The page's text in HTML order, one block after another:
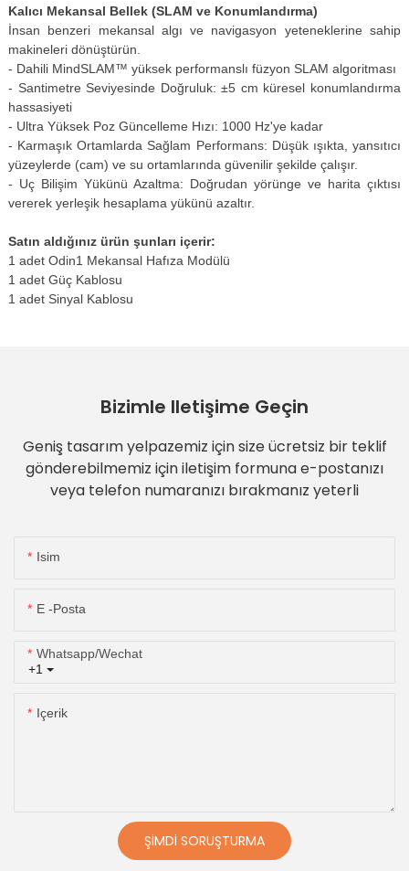
Kalıcı Mekansal Bellek (SLAM ve Konumlandırma)
İnsan benzeri mekansal algı ve navigasyon yeteneklerine sahip
makineleri dönüştürün.
- Dahili MindSLAM™ yüksek performanslı füzyon SLAM algoritması
- Santimetre Seviyesinde Doğruluk: ±5 cm küresel konumlandırma
hassasiyeti
- Ultra Yüksek Poz Güncelleme Hızı: 1000 Hz'ye kadar
- Karmaşık Ortamlarda Sağlam Performans: Düşük ışıkta, yansıtıcı
yüzeylerde (cam) ve su ortamlarında güvenilir şekilde çalışır.
- Uç Bilişim Yükünü Azaltma: Doğrudan yörünge ve harita çıktısı
vererek yerleşik hesaplama yükünü azaltır.
Satın aldığınız ürün şunları içerir:
1 adet Odin1 Mekansal Hafıza Modülü
1 adet Güç Kablosu
1 adet Sinyal Kablosu
Bizimle Iletişime Geçin
Geniş tasarım yelpazemiz için size ücretsiz bir teklif
gönderebilmemiz için iletişim formuna e-postanızı
veya telefon numaranızı bırakmanız yeterli
Isim
E -posta
+1
Whatsapp/wechat
Içerik
ŞIMDI SORUŞTURMA